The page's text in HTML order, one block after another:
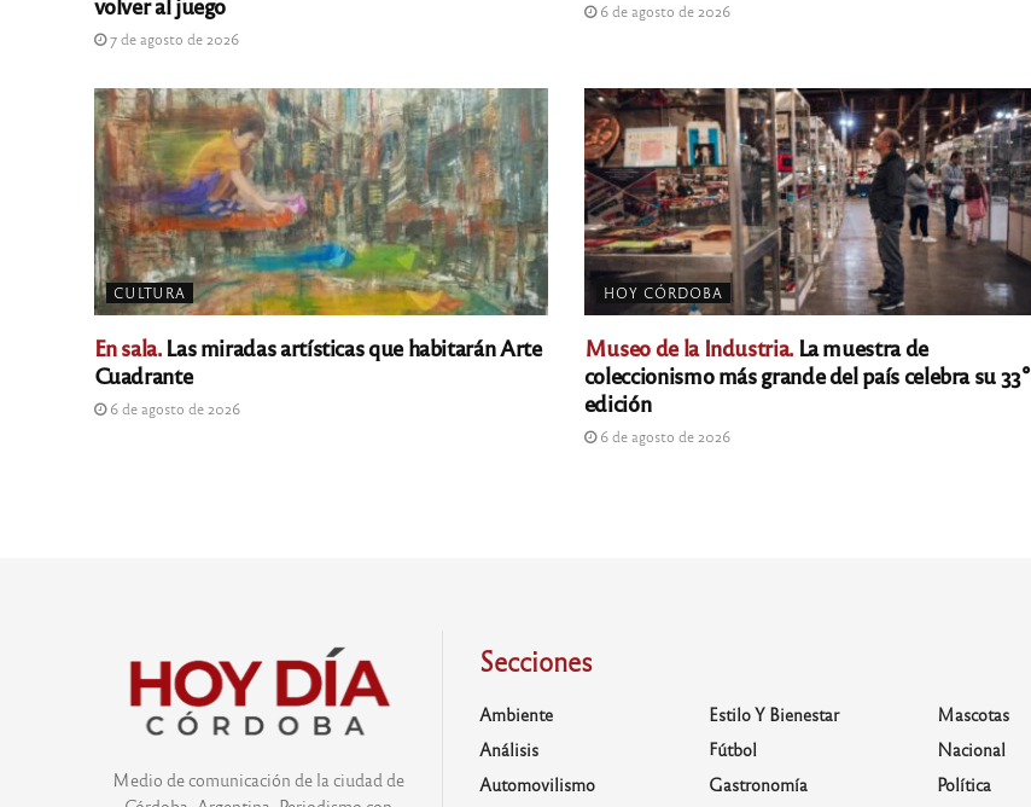
7 de agosto de 2026
6 de agosto de 2026
CULTURA
En sala.Las miradas artísticas que habitarán Arte
Cuadrante
6 de agosto de 2026
HOY CÓRDOBA
Museo de la Industria.La muestra de
coleccionismo más grande del país celebra su 33°
edición
6 de agosto de 2026
Medio de comunicación de la ciudad de
Secciones
Ambiente
Análisis
Automovilismo
Estilo Y Bienestar
Fútbol
Gastronomía
Mascotas
Nacional
Política